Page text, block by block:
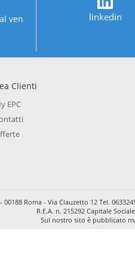
ven
linkedin
Clienti
EPC
00188 Roma - Via Clauzetto 12 Tel.
R.E.A. n. 215292 Capitale
Sul nostro sito è pubblicato